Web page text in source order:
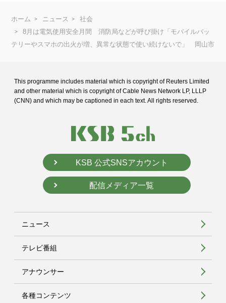
ホーム ニュース
社会
8月は電気使用安全月間 消防局などが呼び掛け「モバイルバッ
テリーやスマホの出火が増、異常な状態で使い続けないで」 岡山市
This programme includes material which is copyright of Reuters Limited
and other material which is copyright of Cable News Network LP, LLLP
(CNN) and which may be captioned in each text. All rights reserved.
KSB 公式SNSアカウント
配信メディア一覧
ニュース
テレビ番組
アナウンサー
各種コンテンツ